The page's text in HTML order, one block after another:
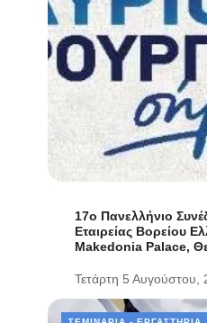
17ο Πανελλήνιο
Εταιρείας Βορείου
Makedonia Palace,
Τετάρτη 5 Αυγούστου,